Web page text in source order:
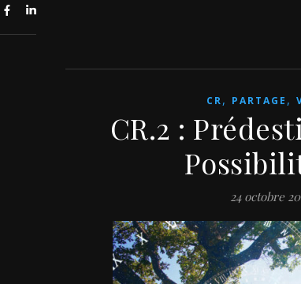
CR, PARTAGE ,
CR.2 :
24 octobre